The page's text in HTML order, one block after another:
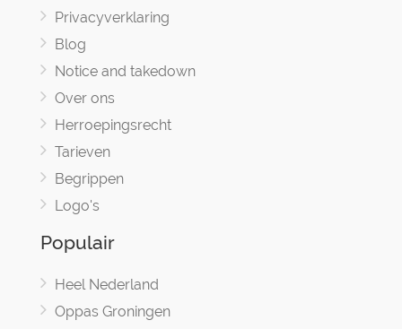
Privacyverklaring
Blog
Notice and takedown
Over ons
Herroepingsrecht
Tarieven
Begrippen
Logo's
Populair
Heel Nederland
Oppas Groningen